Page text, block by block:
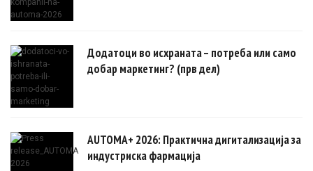
Додатоци во исхраната – потреба или само
добар маркетинг? (прв дел)
AUTOMA+ 2026: Практична дигитализација за
индустриска фармација